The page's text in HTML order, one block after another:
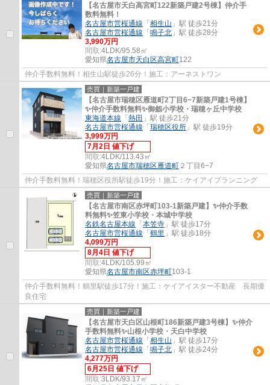
【名古屋市天白高宮町122新築戸建2号棟】仲介手
数料無料！
名古屋市営桜通線 「 相生山 」駅 徒歩21分
名古屋市営桜通線 「 鳴子北 」駅 徒歩28分
3,990万円
間取:4LDK/95.58㎡
愛知県名古屋市天白区高宮町122
仲介手数料無料！相生山駅徒歩26分！施工：アーネストワン
売買｜新築一戸建
【名古屋市瑞穂区雁道町2丁目6−7新築戸建1号棟】
✨️仲介手数料無料✨️御劔小学校・瑞穂ヶ丘中学校
東海道本線 「 熱田 」駅 徒歩21分
名古屋市営桜通線 「 瑞穂区役所 」駅 徒歩19分
3,999万円
7月2日 値下げ
間取:4LDK/113.43㎡
愛知県名古屋市瑞穂区雁道町 ２丁目6−7
仲介手数料無料！瑞穂区役所駅徒歩19分！施工：ケイアイプランニング
売買｜新築一戸建
【名古屋市南区赤坪町103-1新築戸建】✨️仲介手数
料無料✨️笠東小学校・本城中学校
名鉄名古屋本線 「 本笠寺 」駅 徒歩17分
名古屋市営桜通線 「 鶴里 」駅 徒歩18分
4,099万円
8月4日 値下げ
間取:4LDK/105.99㎡
愛知県名古屋市南区赤坪町103-1
仲介手数料無料！鶴里駅徒歩17分！施工：ケイアイスター不動産 長期優
良住宅
売買｜新築一戸建
【名古屋市天白区山根町186新築戸建3号棟】✨️仲介
手数料無料✨️山根小学校・天白中学校
名古屋市営桜通線 「 相生山 」駅 徒歩17分
名古屋市営桜通線 「 鳴子北 」駅 徒歩24分
4,277万円
6月25日 値下げ
間取:3LDK/93.17㎡